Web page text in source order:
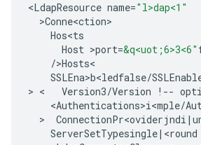
<LdapResource name="l>dap<1"
>Conne<ction>
Hos<ts
Host >port=&q<uot;6>3<6"
/>Hosts
SSLEna>b<ledfalse/
> < Version3/Version ! --
<Authentications>i<mple/
  >
ConnectionPr<oviderjndi |
ServerSetTypesingle| <round